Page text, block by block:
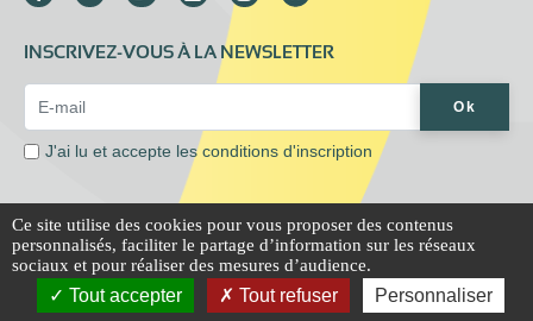
INSCRIVEZ-VOUS À LA NEWSLETTER
Ok
J'ai lu et accepte lesconditions d'inscription
Mentions légales Extranet
Ce site utilise des cookies pour vous proposer des contenus
personnalisés, faciliter le partage d’information sur les réseaux
sociaux et pour réaliser des mesures d’audience.
Tout accepter Tout refuser Personnaliser